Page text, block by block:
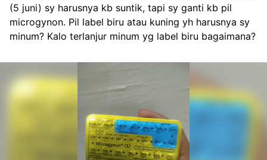
(5 juni) sy harusnya kb suntik, tapi sy ganti kb pil
microgynon. Pil label biru atau kuning yh harusnya sy
minum? Kalo terlanjur minum yg label biru bagaimana?